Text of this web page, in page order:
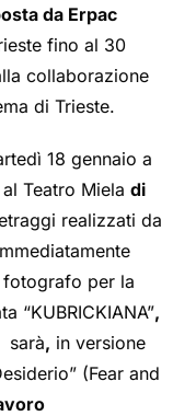
da Erpac
fino al 30
collaborazione
di Trieste.
18 gennaio a
Teatro Mieladi
realizzati da
fotografo per la
“KUBRICKIANA”,
sarà, in versione
(Fear and